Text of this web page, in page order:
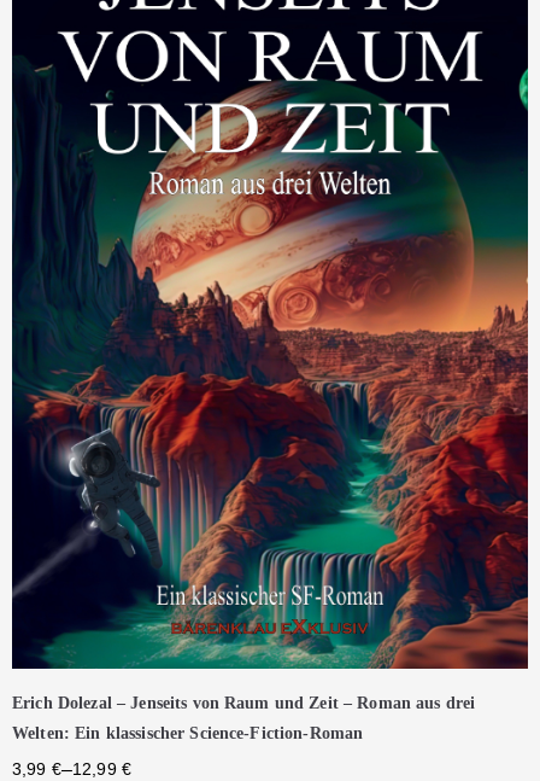
Erich Dolezal – Jenseits von Raum und Zeit – Roman aus drei
Welten: Ein klassischer Science-Fiction-Roman
3,99 €–12,99 €